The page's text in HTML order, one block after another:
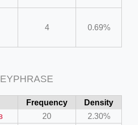
4 0.69%
Frequency
Density
20
2.30%